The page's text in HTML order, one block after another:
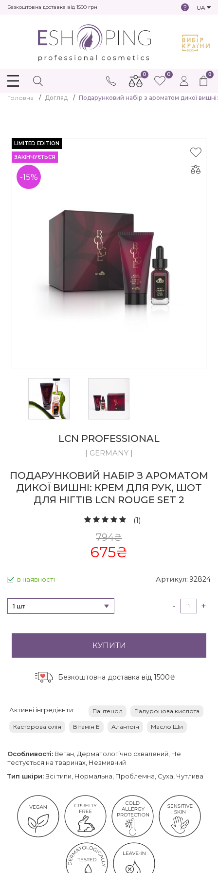
Безкоштовна доставка від 1500 грн UA
0
0 0
Головна Догляд Подарунковий набір з ароматом дикої
LIMITED EDITION
ЗАКІНЧУЄТЬСЯ
-15%
LCN PROFESSIONAL
| GERMANY |
ПОДАРУНКОВИЙ НАБІР З АРОМАТОМ
ДИКОЇ ВИШНІ: КРЕМ ДЛЯ РУК, ШОТ
ДЛЯ НІГТІВ LCN ROUGE SET 2
(1)
794₴
675₴
в наявності Артикул: 92824
1 шт - +
КУПИТИ
Безкоштовна доставка від 1500₴
Активні інгредієнти: Пантенол Гіалуронова кислота
Касторова олія Вітамін Е Алантоїн Масло Ши
Особливості: Веган, Дерматологічно схвалений, Не
тестується на тваринах, Незмивний
Тип шкіри: Всі типи, Нормальна, Проблемна, Суха, Чутлива